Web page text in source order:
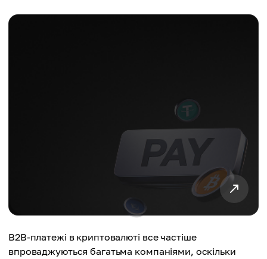
B2B-платежі в криптовалюті все частіше
впроваджуються багатьма компаніями, оскільки